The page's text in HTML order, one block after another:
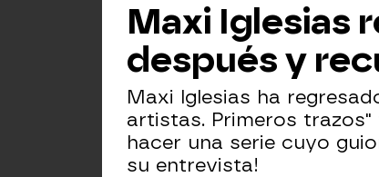
Maxi Iglesias
después y
Maxi Iglesias ha
artistas. Primeros
hacer una serie cuyo
su entrevista!